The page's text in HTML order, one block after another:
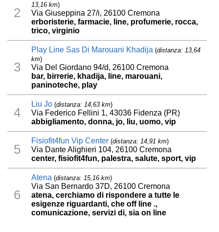
2
13,16 km)
Via Giuseppina 27/i, 26100 Cremona
erboristerie, farmacie, line, profumerie, rocca,
trico, virginio
3
Play Line Sas Di Marouani Khadija (distanza: 13,64
km)
Via Del Giordano 94/d, 26100 Cremona
bar, birrerie, khadija, line, marouani,
paninoteche, play
4
Liu Jo (distanza: 14,63 km)
Via Federico Fellini 1, 43036 Fidenza (PR)
abbigliamento, donna, jo, liu, uomo, vip
5
Fisiofit4fun Vip Center (distanza: 14,91 km)
Via Dante Alighieri 104, 26100 Cremona
center, fisiofit4fun, palestra, salute, sport, vip
6
Atena (distanza: 15,16 km)
Via San Bernardo 37D, 26100 Cremona
atena, cerchiamo di rispondere a tutte le
esigenze riguardanti, che off line .,
comunicazione, servizi di, sia on line